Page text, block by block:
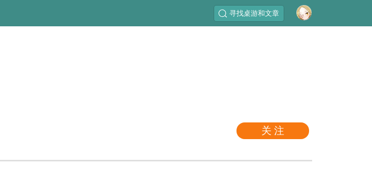
寻找桌游和文章
关 注